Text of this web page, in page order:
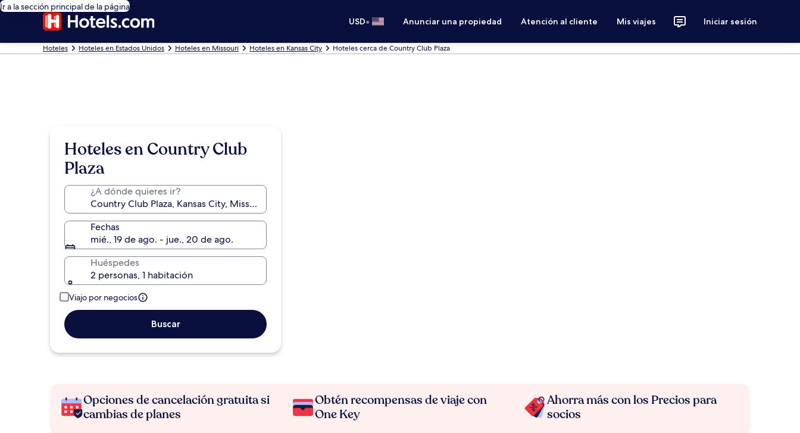
Ir a la sección principal de la página
USD• Anunciar una propiedad Atención al cliente Mis viajes Iniciar sesión
Hoteles Hoteles en Estados Unidos Hoteles en Missouri Hoteles en Kansas City Hoteles cerca de Country Club Plaza
Hoteles en Country Club
Plaza
¿A dónde quieres ir?
Fechas
mié., 19 de ago. - jue., 20 de ago.
Huéspedes
2 personas, 1 habitación
Viajo por negocios
Buscar
Opciones de cancelación gratuita si
cambias de planes
Obtén recompensas de viaje con
One Key
Ahorra más con los Precios para
socios